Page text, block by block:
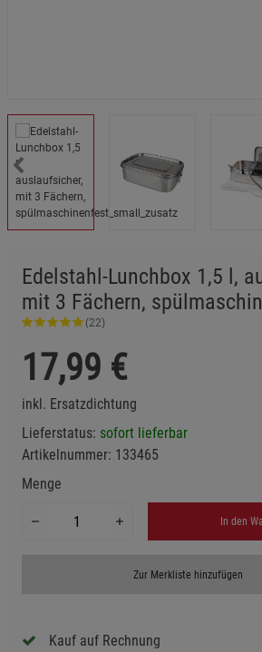
Edelstahl-Lunchbox 1,5 l,
mit 3 Fächern,
(22)
17,99 €
inkl. Ersatzdichtung
Lieferstatus: sofort lieferbar
Artikelnummer: 133465
Menge
In den
Zur Merkliste hinzufügen
Kauf auf Rechnung